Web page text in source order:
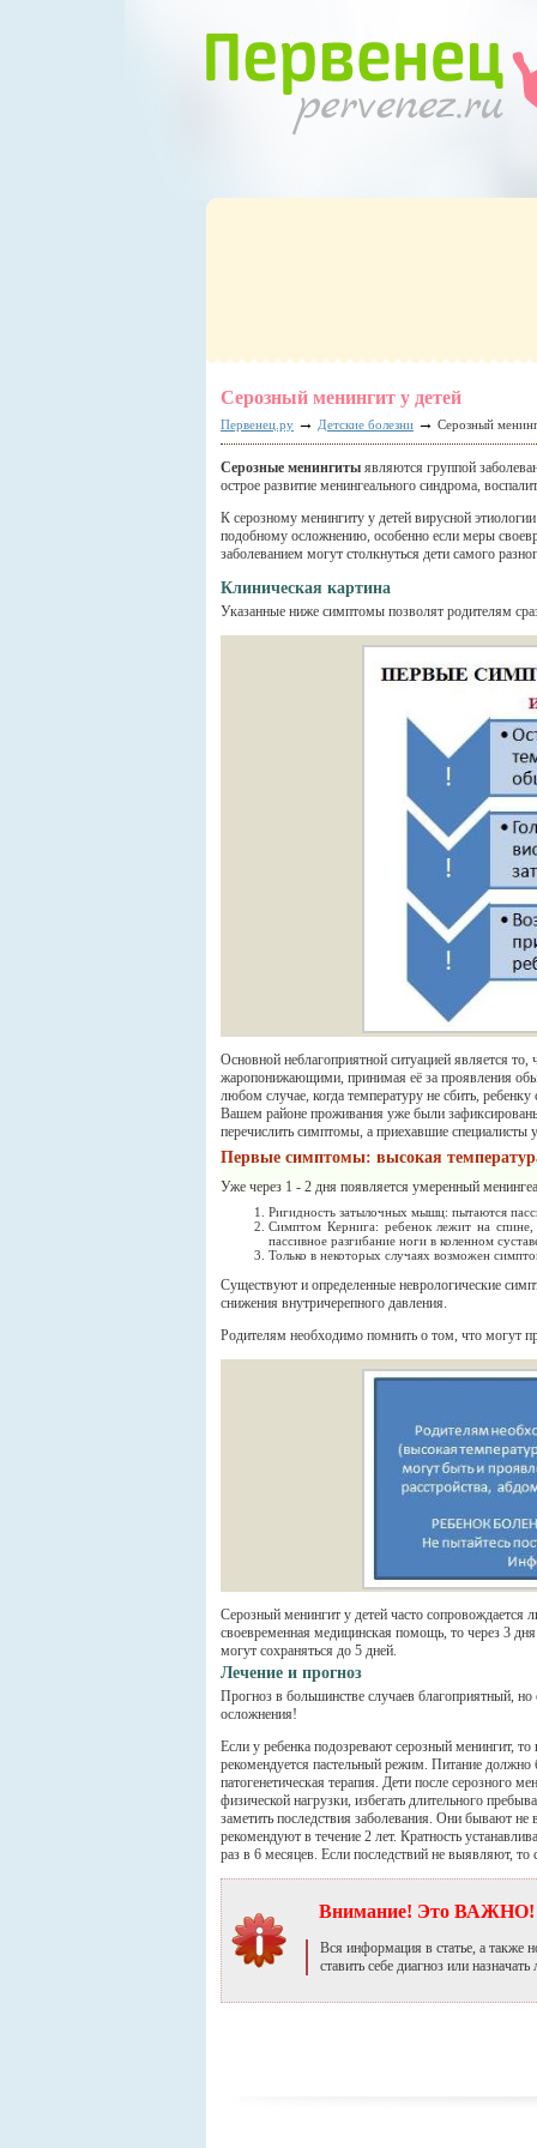
Серозный менингит у детей
Первенец.ру → Детские болезни → Серозный
Серозные менингиты являются группой
острое развитие менингеального синдрома,
К серозному менингиту у детей вирусной
подобному осложнению, особенно если меры
заболеванием могут столкнуться дети самого
Клиническая картина
Указанные ниже симптомы позволят родителям
Основной неблагоприятной ситуацией является
жаропонижающими, принимая её за проявления
любом случае, когда температуру не сбить,
Вашем районе проживания уже были
перечислить симптомы, а приехавшие
Первые симптомы: высокая
Уже через 1 - 2 дня появляется умеренный
Ригидность затылочных мышц: пытаются
Симптом Кернига: ребенок лежит на
пассивное разгибание ноги в коленном
Только в некоторых случаях возможен
Существуют и определенные неврологические
снижения внутричерепного давления.
Родителям необходимо помнить о том, что могут
Серозный менингит у детей часто сопровождается
своевременная медицинская помощь, то через 3
могут сохраняться до 5 дней.
Лечение и прогноз
Прогноз в большинстве случаев благоприятный,
осложнения!
Если у ребенка подозревают серозный менингит,
рекомендуется пастельный режим. Питание
патогенетическая терапия. Дети после серозного
физической нагрузки, избегать длительного
заметить последствия заболевания. Они бывают
рекомендуют в течение 2 лет. Кратность
раз в 6 месяцев. Если последствий не выявляют, то
Внимание! Это ВАЖНО!
Вся информация в статье, а также
ставить себе диагноз или назначать